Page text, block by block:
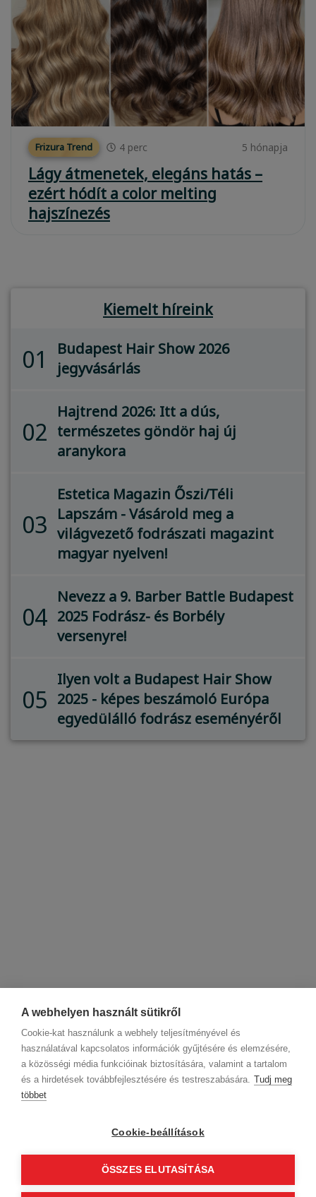
A webhelyen használt sütikről
Cookie-kat használunk a webhely teljesítményével és
használatával kapcsolatos információk gyűjtésére és elemzésére,
a közösségi média funkcióinak biztosítására, valamint a tartalom
és a hirdetések továbbfejlesztésére és testreszabására. Tudj meg
többet
Cookie-beállítások
ÖSSZES ELUTASÍTÁSA
Frizura Trend 4 perc 5 hónapja
Lágy átmenetek, elegáns hatás –
ezért hódít a color melting
hajszínezés
Kiemelt híreink
01
Budapest Hair Show 2026
jegyvásárlás
02
Hajtrend 2026: Itt a dús,
természetes göndör haj új
aranykora
03
Estetica Magazin Őszi/Téli
Lapszám - Vásárold meg a
világvezető fodrászati magazint
magyar nyelven!
04
Nevezz a 9. Barber Battle Budapest
2025 Fodrász- és Borbély
versenyre!
05
Ilyen volt a Budapest Hair Show
2025 - képes beszámoló Európa
egyedülálló fodrász eseményéről
Kövess minket!